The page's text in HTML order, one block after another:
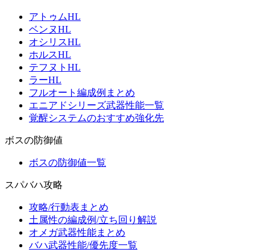
アトゥムHL
ベンヌHL
オシリスHL
ホルスHL
テフヌトHL
ラーHL
フルオート編成例まとめ
エニアドシリーズ武器性能一覧
覚醒システムのおすすめ強化先
ボスの防御値
ボスの防御値一覧
スパバハ攻略
攻略/行動表まとめ
土属性の編成例/立ち回り解説
オメガ武器性能まとめ
バハ武器性能/優先度一覧